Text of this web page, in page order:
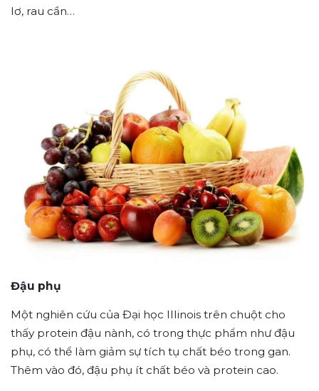
lơ, rau cần…
Đậu phụ
Một nghiên cứu của Đại học Illinois trên chuột cho
thấy protein đậu nành, có trong thực phẩm như đậu
phụ, có thể làm giảm sự tích tụ chất béo trong gan.
Thêm vào đó, đậu phụ ít chất béo và protein cao.